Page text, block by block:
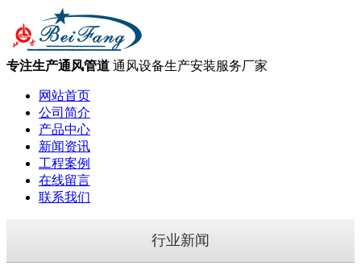
专注生产通风管道 通风设备生产安装服务厂家
网站首页
公司简介
产品中心
新闻资讯
工程案例
在线留言
联系我们
行业新闻